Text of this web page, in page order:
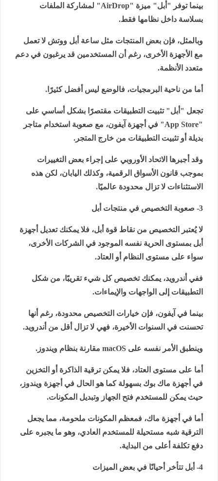
بينما توفر "أبل" ميزة "AirDrop" لمشاركة الملفات
بسلاسة داخل نظامها فقط.
وبالمثل، فإن بعض المنتجات مثل ساعة أبل ووتش لا تعمل
مع الأجهزة الأخرى، رغم أن المستخدمين قد يرغبون في دعم
متعدد الأنظمة.
أما من ناحية البرمجيات، فالوضع ليس أفضل كثيرًا.
تجعل "أبل" تثبيت التطبيقات مقتصرًا بشكل أساسي على
"
App Store" في أجهزة آيفون، مع صعوبة استخدام متاجر
بديلة أو تثبيت التطبيقات من خارج المتجر.
وقد أجبرها الاتحاد الأوروبي على إجراء بعض التغييرات
بموجب قانون الأسواق الرقمية، وكذلك اليابان، لكن هذه
الاستثناءات لا تزال محدودة عالميًا.
3- صعوبة التخصيص في منتجات أبل
لا يُعتبر التخصيص من نقاط قوة أبل، فلا يمكنك تعديل أجهزة
أبل بمستوى الحرية نفسه الموجود في الشركات الأخرى،
سواء على مستوى النظام أو العتاد.
ففي أندرويد، يمكنك تخصيص كل شيء تقريبًا، من شكل
التطبيقات إلى الواجهات والإيماءات.
بينما في آيفون، فإن خيارات التخصيص محدودة، رغم أنها
تحسنت في السنوات الأخيرة، فهي لا تزال أقل من أندرويد.
وينطبق الأمر نفسه على macOS مقارنة بنظام ويندوز.
أما على مستوى العتاد، فلا يمكن ترقية الذاكرة أو التخزين
في أجهزة ماك بوك بسهولة كما هو الحال في أجهزة ويندوز،
حيث يمكن للمستخدم فتح الجهاز وتبديل المكونات.
أما في أجهزة ماك، فمعظم المكونات ملحومة، مما يجعل
الترقية شبه مستحيلة للمستخدم العادي، وهو ما يجبره على
دفع تكلفة أعلى من البداية.
4- أبل تتأخر أحيانًا في بعض الميزات